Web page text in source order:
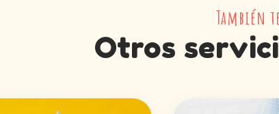
También
Otros